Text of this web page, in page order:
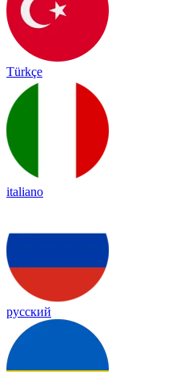
Türkçe
italiano
русский